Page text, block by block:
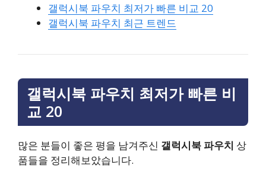
갤럭시북 파우치 최저가 빠른 비교 20
갤럭시북 파우치 최근 트렌드
갤럭시북 파우치 최저가 빠른 비
교 20
많은 분들이 좋은 평을 남겨주신 갤럭시북 파우치 상
품들을 정리해보았습니다.